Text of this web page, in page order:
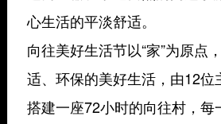
心生活的平淡舒适。
向往美好生活节以“家”为原点
适、环保的美好生活，由12位
搭建一座72小时的向往村，每